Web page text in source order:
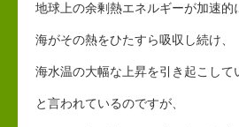
地球上の余剰熱エネルギーが加速的
海がその熱をひたすら吸収し続け、
海水温の大幅な上昇を引き起こして
と言われているのですが、